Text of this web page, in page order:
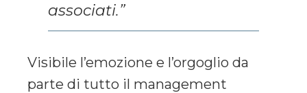
associati.”
Visibile l’emozione e l’orgoglio da
parte di tutto il management